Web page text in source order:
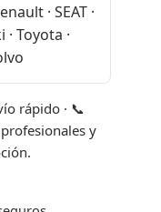
· SEAT ·
Toyota ·
rápido · 📞
y